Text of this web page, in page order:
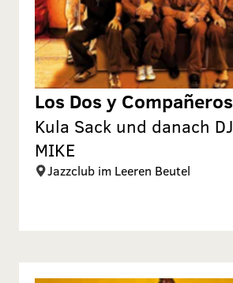
Los Dos y Compañeros
Kula Sack und danach
MIKE
Jazzclub im Leeren Beutel